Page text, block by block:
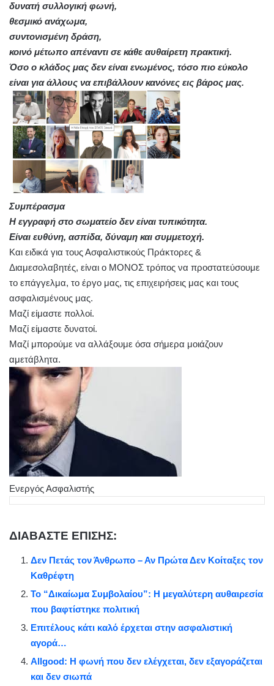
δυνατή συλλογική φωνή,
θεσμικό ανάχωμα,
συντονισμένη δράση,
κοινό μέτωπο απέναντι σε κάθε αυθαίρετη πρακτική.
Όσο ο κλάδος μας δεν είναι ενωμένος, τόσο πιο εύκολο
είναι για άλλους να επιβάλλουν κανόνες εις βάρος μας.
Συμπέρασμα
Η εγγραφή στο σωματείο δεν είναι τυπικότητα.
Είναι ευθύνη, ασπίδα, δύναμη και συμμετοχή.
Και ειδικά για τους Ασφαλιστικούς Πράκτορες &
Διαμεσολαβητές, είναι ο ΜΟΝΟΣ τρόπος να προστατεύσουμε
το επάγγελμα, το έργο μας, τις επιχειρήσεις μας και τους
ασφαλισμένους μας.
Μαζί είμαστε πολλοί.
Μαζί είμαστε δυνατοί.
Μαζί μπορούμε να αλλάξουμε όσα σήμερα μοιάζουν
αμετάβλητα.
Ενεργός Ασφαλιστής
ΔΙΑΒΑΣΤΕ ΕΠΙΣΗΣ:
Δεν Πετάς τον Άνθρωπο – Αν Πρώτα Δεν Κοίταξες τον
Καθρέφτη
Το “Δικαίωμα Συμβολαίου”: Η μεγαλύτερη αυθαιρεσία
που βαφτίστηκε πολιτική
Επιτέλους κάτι καλό έρχεται στην ασφαλιστική
αγορά…
Allgood: Η φωνή που δεν ελέγχεται, δεν εξαγοράζεται
και δεν σιωπά